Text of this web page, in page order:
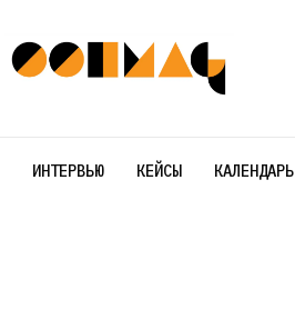
ИНТЕРВЬЮ КЕЙСЫ КАЛЕНДАРЬ